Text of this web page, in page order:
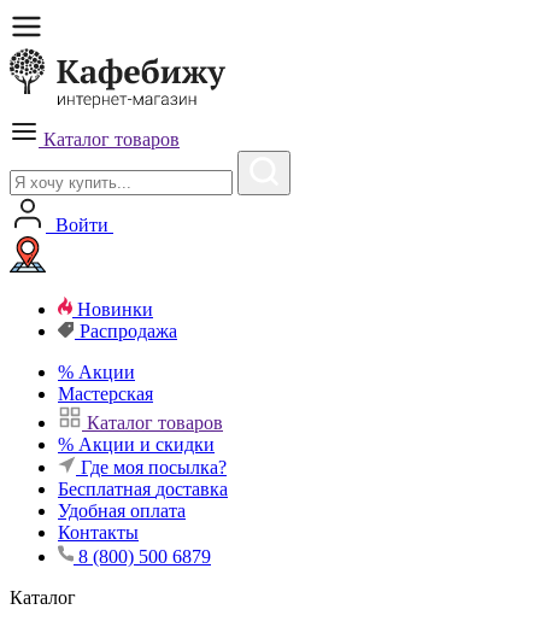
Каталог товаров
Войти
Новинки
Распродажа
% Акции
Мастерская
Каталог товаров
% Акции и скидки
Где моя посылка?
Бесплатная доставка
Удобная оплата
Контакты
8 (800) 500 6879
Каталог